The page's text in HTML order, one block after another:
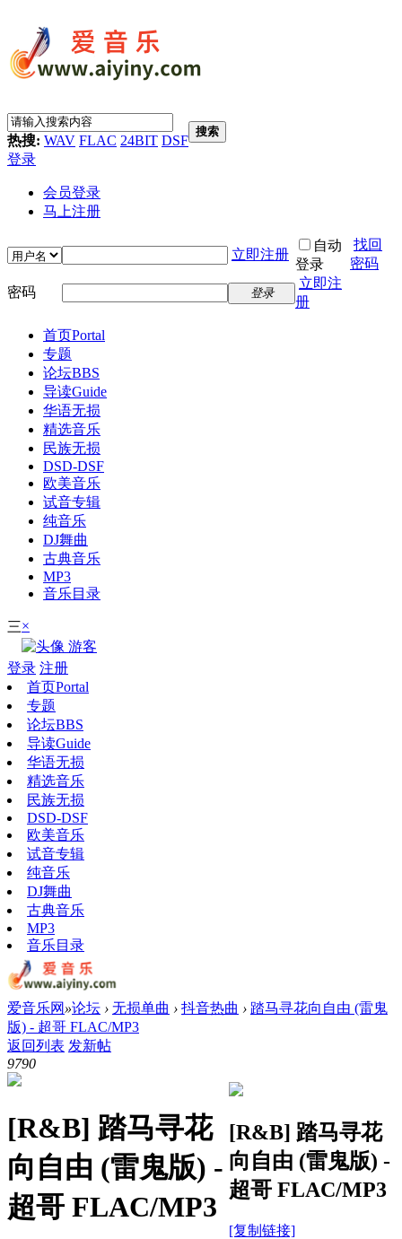
热搜: WAV FLAC 24BIT DSF
搜索
登录
会员登录
马上注册
立即注册
自动
登录
找回
密码
密码
登录
立即注
册
首页Portal
专题
论坛BBS
导读Guide
华语无损
精选音乐
民族无损
DSD-DSF
欧美音乐
试音专辑
纯音乐
DJ舞曲
古典音乐
MP3
音乐目录
三×
游客
登录 注册
首页Portal
专题
论坛BBS
导读Guide
华语无损
精选音乐
民族无损
DSD-DSF
欧美音乐
试音专辑
纯音乐
DJ舞曲
古典音乐
MP3
音乐目录
爱音乐网 »论坛 › 无损单曲 › 抖音热曲 › 踏马寻花向自由 (雷鬼
版) - 超哥 FLAC/MP3
返回列表 发新帖
9790
[R&B] 踏马寻花
向自由 (雷鬼版) -
超哥 FLAC/MP3
[R&B] 踏马寻花
向自由 (雷鬼版) -
超哥 FLAC/MP3
[复制链接]